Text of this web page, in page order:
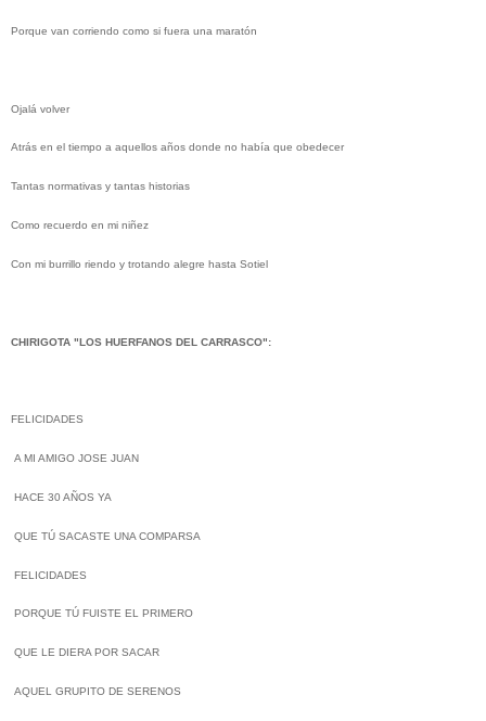
Porque van corriendo como si fuera una maratón
Ojalá volver
Atrás en el tiempo a aquellos años donde no había que obedecer
Tantas normativas y tantas historias
Como recuerdo en mi niñez
Con mi burrillo riendo y trotando alegre hasta Sotiel
CHIRIGOTA "LOS HUERFANOS DEL CARRASCO":
FELICIDADES
A MI AMIGO JOSE JUAN
HACE 30 AÑOS YA
QUE TÚ SACASTE UNA COMPARSA
FELICIDADES
PORQUE TÚ FUISTE EL PRIMERO
QUE LE DIERA POR SACAR
AQUEL GRUPITO DE SERENOS